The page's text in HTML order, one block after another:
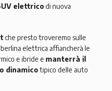
elettricodi nuova
che presto troveremo sulle
elettrica affiancherà le
e ibride e manterrà il
dinamicotipico delle auto